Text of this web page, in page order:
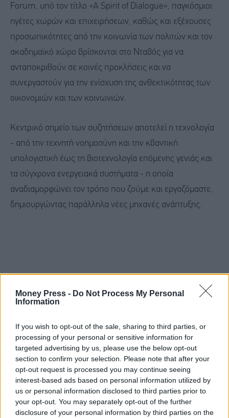
Money Press - Do Not Process My Personal
Information
If you wish to opt-out of the sale, sharing to third parties, or
processing of your personal or sensitive information for
targeted advertising by us, please use the below opt-out
section to confirm your selection. Please note that after your
opt-out request is processed you may continue seeing
interest-based ads based on personal information utilized by
us or personal information disclosed to third parties prior to
your opt-out. You may separately opt-out of the further
disclosure of your personal information by third parties on the
Forum, υπό τον τίτλο «A Spirit of Dialogue», παγκόσμιοι
ηγέτες χωρών και επιχειρήσεων, καθώς και εξέχουσες
προσωπικότητες από την κοινωνία των πολιτών και τον
ακαδημαϊκό χώρο βρίσκονται στο Νταβός για να
ανταποκριθούν σε κοινές προκλήσεις και να
συνεργαστούν για την ενίσχυση της ανθεκτικότητας των
οικονομιών και των κοινωνιών.
Κεντρικό σημείο των συζητήσεων αποτελεί η τεχνολογία
- από την τεχνητή νοημοσύνη και την κβαντική
υπολογιστική έως τη βιοτεχνολογία επόμενης γενιάς και
τα σύγχρονα ενεργειακά συστήματα - η οποία
αναδιαμορφώνει τον τρόπο που ζούμε και εργαζόμαστε,
δημιουργώντας παράλληλα νέες μηχανές ανάπτυξης.